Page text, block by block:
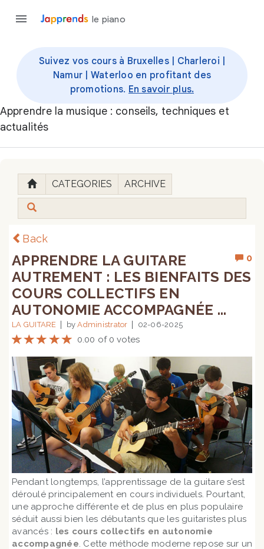
le piano
Suivez vos cours à Bruxelles | Charleroi |
Namur | Waterloo en profitant des
promotions. En savoir plus.
Apprendre la musique : conseils, techniques et
actualités
CATEGORIES ARCHIVE
Back
0
APPRENDRE LA GUITARE
AUTREMENT : LES BIENFAITS DES
COURS COLLECTIFS EN
AUTONOMIE ACCOMPAGNÉE ...
LA GUITARE byAdministrator 02-06-2025
0.00 of 0 votes
Pendant longtemps, l’apprentissage de la guitare s’est
déroulé principalement en cours individuels. Pourtant,
une approche différente et de plus en plus populaire
séduit aussi bien les débutants que les guitaristes plus
avancés : les cours collectifs en autonomie
accompagnée. Cette méthode moderne repose sur un